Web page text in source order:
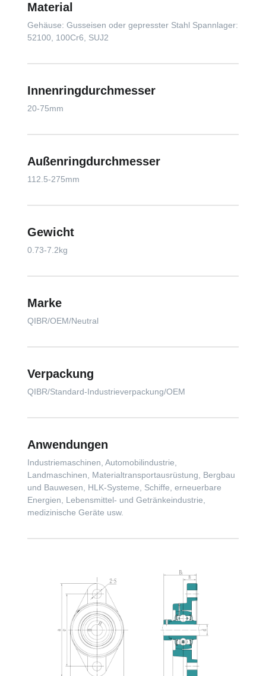
Material
Gehäuse: Gusseisen oder gepresster Stahl Spannlager:
52100, 100Cr6, SUJ2
Innenringdurchmesser
20-75mm
Außenringdurchmesser
112.5-275mm
Gewicht
0.73-7.2kg
Marke
QIBR/OEM/Neutral
Verpackung
QIBR/Standard-Industrieverpackung/OEM
Anwendungen
Industriemaschinen, Automobilindustrie,
Landmaschinen, Materialtransportausrüstung, Bergbau
und Bauwesen, HLK-Systeme, Schiffe, erneuerbare
Energien, Lebensmittel- und Getränkeindustrie,
medizinische Geräte usw.